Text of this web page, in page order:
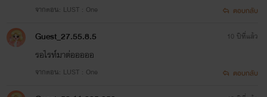
จากตอน: LUST : One ตอบกลับ
Guest_27.55.8.5
รอไรท์มาต่อออออ
จากตอน: LUST : One
10 ปีที่แล้ว
ตอบกลับ